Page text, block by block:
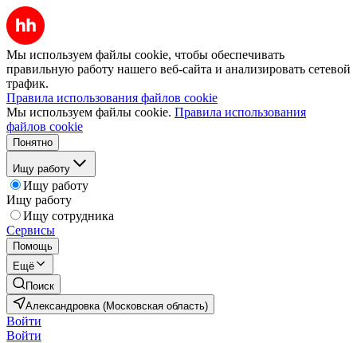
Мы используем файлы cookie, чтобы обеспечивать
правильную работу нашего веб-сайта и анализировать сетевой
трафик.
Правила использования файлов cookie
Мы используем файлы cookie. Правила использования
файлов cookie
Понятно
Ищу работу
Ищу работу
Ищу работу
Ищу сотрудника
Сервисы
Помощь
Ещё
Поиск
Александровка (Московская область)
Войти
Войти